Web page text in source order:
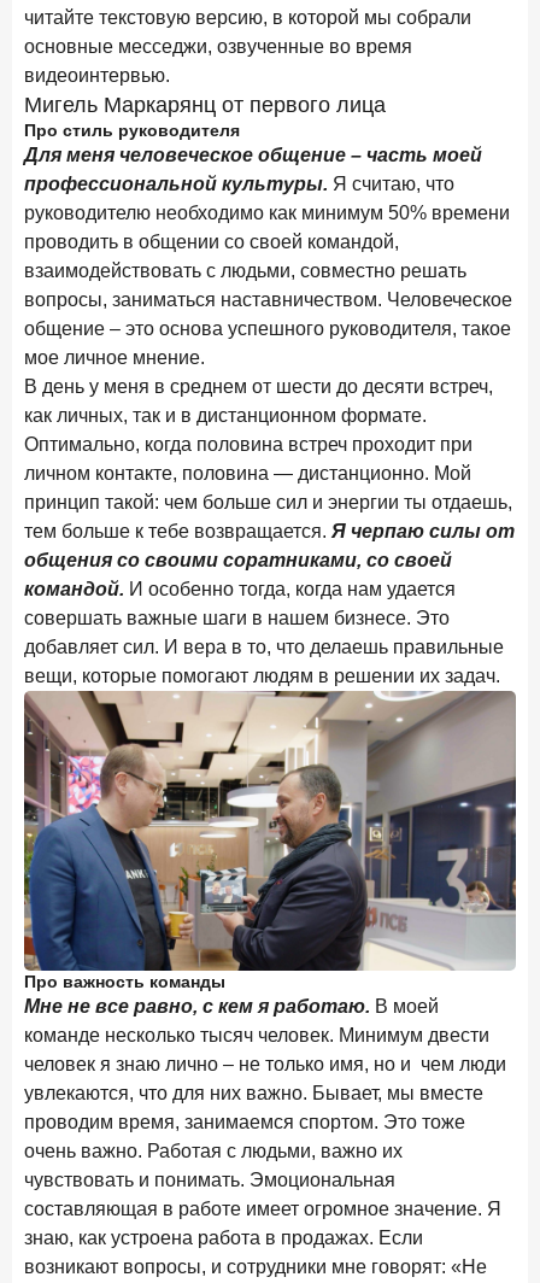
25 июня 2026 года ИССЛЕДОВАНИЕ
Ипотека в России: итоги мая 2026 года в цифрах
22 июня 2026 года
«Честность — индустриальный стандарт»: как банки
завоевывают лояльность private-клиентов
Рассылка Frank RG
Итоги недели, наша трактовка основных событий
на банковском рынке
Я согласен с условиямиобработки данных
8 июня 2026 года
По итогам мая 2026 года объем выдач кредитов
составил 993,8 млрд руб.
4 июня 2026 года ИССЛЕДОВАНИЕ
Синергия интеллектов: будущее контакт-центров в
партнерстве человека и технологий
1 июня 2026 года
В борьбе за сбережения россиян банки учатся
понимать контекст
28 мая 2026 года
Доверие становится главным фактором на рынке
Private banking
25 мая 2026 года ИССЛЕДОВАНИЕ
Ипотека в России: итоги апреля 2026 года в цифрах
13 мая 2026 года ИССЛЕДОВАНИЕ
«Ни один зарубежный private банк не может
сравниться с российским»
6 мая 2026 года ИССЛЕДОВАНИЕ
По итогам апреля 2026 года объем выдач кредитов
составил 968 млрд руб.
ИССЛЕДОВАНИЕ
Конкуренция на рынке инвестиционно-страховых
продуктов усиливается
читайте текстовую версию, в которой мы собрали
основные месседжи, озвученные во время
видеоинтервью.
Мигель Маркарянц от первого лица
Про стиль руководителя
Для меня человеческое общение – часть моей
профессиональной культуры. Я считаю, что
руководителю необходимо как минимум 50% времени
проводить в общении со своей командой,
взаимодействовать с людьми, совместно решать
вопросы, заниматься наставничеством. Человеческое
общение – это основа успешного руководителя, такое
мое личное мнение.
В день у меня в среднем от шести до десяти встреч,
как личных, так и в дистанционном формате.
Оптимально, когда половина встреч проходит при
личном контакте, половина — дистанционно. Мой
принцип такой: чем больше сил и энергии ты отдаешь,
тем больше к тебе возвращается. Я черпаю силы от
общения со своими соратниками, со своей
командой. И особенно тогда, когда нам удается
совершать важные шаги в нашем бизнесе. Это
добавляет сил. И вера в то, что делаешь правильные
вещи, которые помогают людям в решении их задач.
Про важность команды
Мне не все равно, с кем я работаю. В моей
команде несколько тысяч человек. Минимум двести
человек я знаю лично – не только имя, но и чем люди
увлекаются, что для них важно. Бывает, мы вместе
проводим время, занимаемся спортом. Это тоже
очень важно. Работая с людьми, важно их
чувствовать и понимать. Эмоциональная
составляющая в работе имеет огромное значение. Я
знаю, как устроена работа в продажах. Если
возникают вопросы, и сотрудники мне говорят: «Не